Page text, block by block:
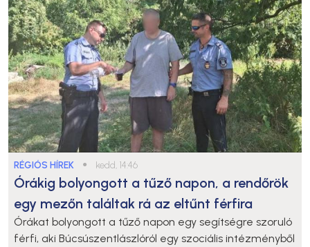
RÉGIÓS HÍREK ● kedd, 14:46
Órákig bolyongott a tűző napon, a rendőrök
egy mezőn találtak rá az eltűnt férfira
Órákat bolyongott a tűző napon egy segítségre szoruló
férfi, aki Búcsúszentlászlóról egy szociális intézményből